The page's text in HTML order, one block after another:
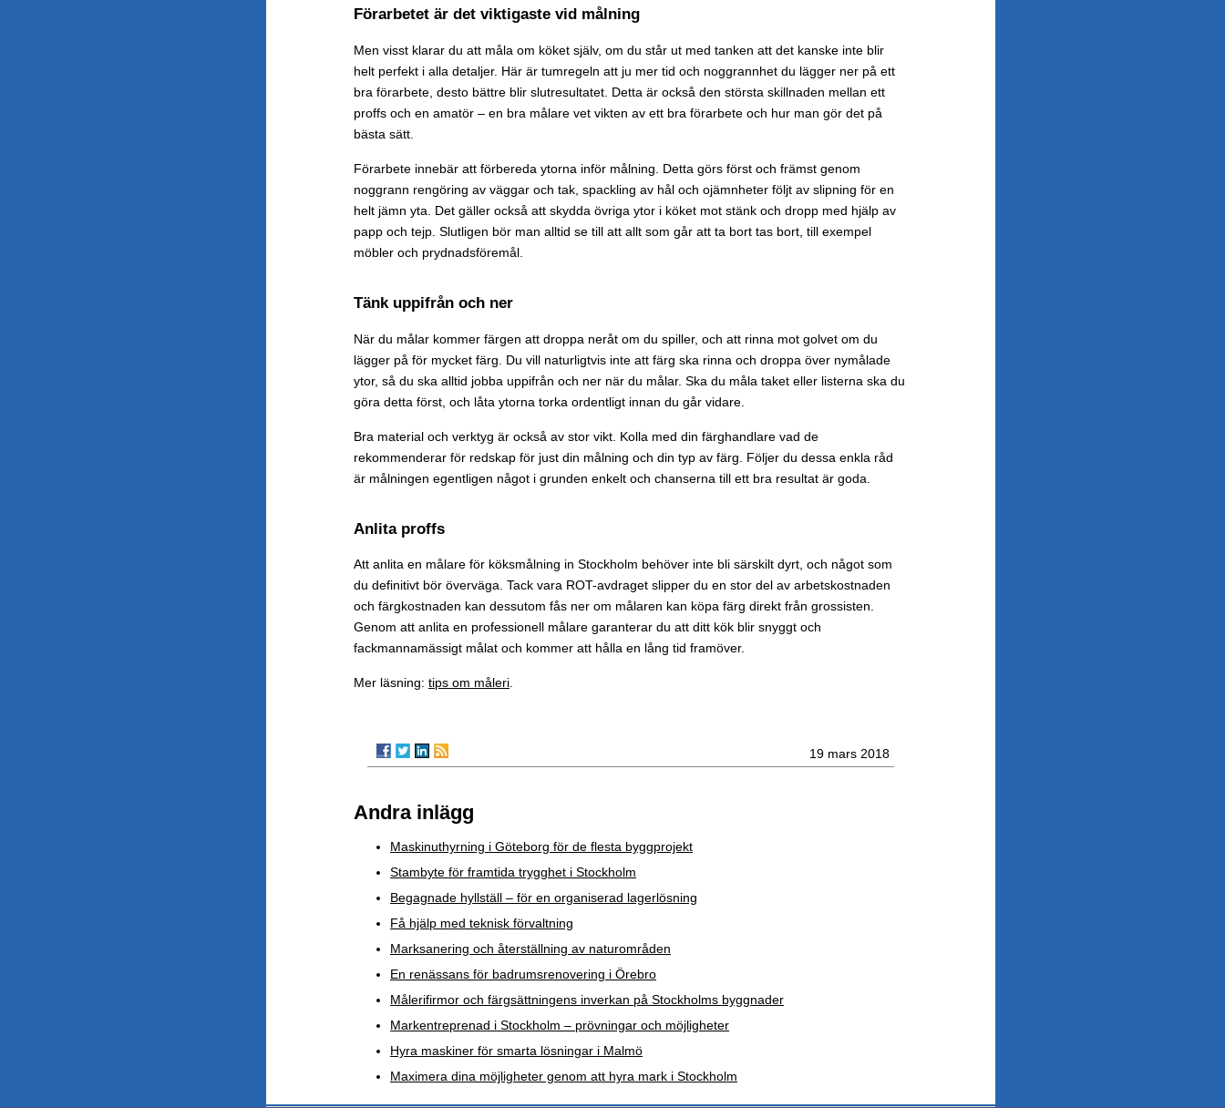
Förarbetet är det viktigaste vid målning
Men visst klarar du att måla om köket själv, om du står ut med tanken att det kanske inte blir
helt perfekt i alla detaljer. Här är tumregeln att ju mer tid och noggrannhet du lägger ner på ett
bra förarbete, desto bättre blir slutresultatet. Detta är också den största skillnaden mellan ett
proffs och en amatör – en bra målare vet vikten av ett bra förarbete och hur man gör det på
bästa sätt.
Förarbete innebär att förbereda ytorna inför målning. Detta görs först och främst genom
noggrann rengöring av väggar och tak, spackling av hål och ojämnheter följt av slipning för en
helt jämn yta. Det gäller också att skydda övriga ytor i köket mot stänk och dropp med hjälp av
papp och tejp. Slutligen bör man alltid se till att allt som går att ta bort tas bort, till exempel
möbler och prydnadsföremål.
Tänk uppifrån och ner
När du målar kommer färgen att droppa neråt om du spiller, och att rinna mot golvet om du
lägger på för mycket färg. Du vill naturligtvis inte att färg ska rinna och droppa över nymålade
ytor, så du ska alltid jobba uppifrån och ner när du målar. Ska du måla taket eller listerna ska du
göra detta först, och låta ytorna torka ordentligt innan du går vidare.
Bra material och verktyg är också av stor vikt. Kolla med din färghandlare vad de
rekommenderar för redskap för just din målning och din typ av färg. Följer du dessa enkla råd
är målningen egentligen något i grunden enkelt och chanserna till ett bra resultat är goda.
Anlita proffs
Att anlita en målare för köksmålning in Stockholm behöver inte bli särskilt dyrt, och något som
du definitivt bör överväga. Tack vara ROT-avdraget slipper du en stor del av arbetskostnaden
och färgkostnaden kan dessutom fås ner om målaren kan köpa färg direkt från grossisten.
Genom att anlita en professionell målare garanterar du att ditt kök blir snyggt och
fackmannamässigt målat och kommer att hålla en lång tid framöver.
Mer läsning: tips om måleri.
19 mars 2018
Andra inlägg
Maskinuthyrning i Göteborg för de flesta byggprojekt
Stambyte för framtida trygghet i Stockholm
Begagnade hyllställ – för en organiserad lagerlösning
Få hjälp med teknisk förvaltning
Marksanering och återställning av naturområden
En renässans för badrumsrenovering i Örebro
Målerifirmor och färgsättningens inverkan på Stockholms byggnader
Markentreprenad i Stockholm – prövningar och möjligheter
Hyra maskiner för smarta lösningar i Malmö
Maximera dina möjligheter genom att hyra mark i Stockholm